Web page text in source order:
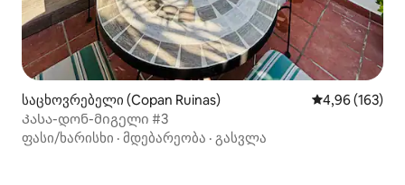
საცხოვრებელი (Copan Ruinas) საშუალო
4,96 (163)
Კასა-დონ-მიგელი #3
ფასი/ხარისხი · მდებარეობა · გასვლა